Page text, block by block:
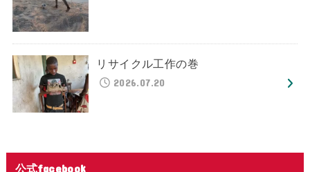
リサイクル工作の巻
2026.07.20
公式facebook